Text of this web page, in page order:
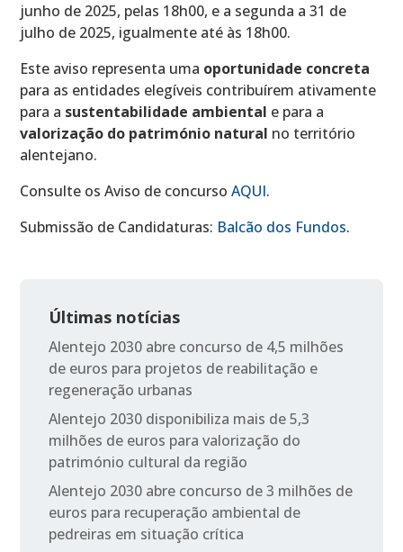
junho de 2025, pelas 18h00, e a segunda a 31 de
julho de 2025, igualmente até às 18h00.
Este aviso representa uma oportunidade concreta
para as entidades elegíveis contribuírem ativamente
para a sustentabilidade ambiental e para a
valorização do património natural no território
alentejano.
Consulte os Aviso de concursoAQUI.
Submissão de Candidaturas: Balcão dos Fundos.
Últimas notícias
Alentejo 2030 abre concurso de 4,5 milhões
de euros para projetos de reabilitação e
regeneração urbanas
Alentejo 2030 disponibiliza mais de 5,3
milhões de euros para valorização do
património cultural da região
Alentejo 2030 abre concurso de 3 milhões de
euros para recuperação ambiental de
pedreiras em situação crítica